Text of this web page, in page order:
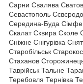
Сарни Свалява
Севастополь
Середина-Буда
Скалат Сквира Сколе
Сніжне Снігурівка
Старобільськ
Стаханов
Таврійськ Тальне
Теребовля Тернівка